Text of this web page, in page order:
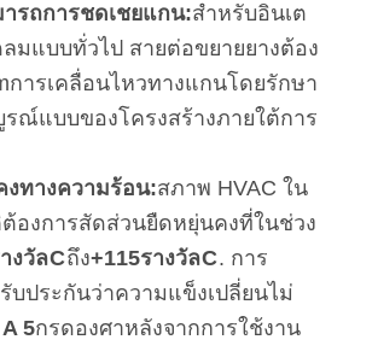
รถการชดเชยแกน:สําหรับอินเต
มแบบทั่วไป สายต่อขยายยางต้อง
การเคลื่อนไหวทางแกนโดยรักษา
ณ์แบบของโครงสร้างภายใต้การ
ทางความร้อน:สภาพ HVAC ใน
องการสัดส่วนยืดหยุ่นคงที่ในช่วง
งวัลCถึง+115รางวัลC. การ
รับประกันว่าความแข็งเปลี่ยนไม่
5กรดองศาหลังจากการใช้งาน